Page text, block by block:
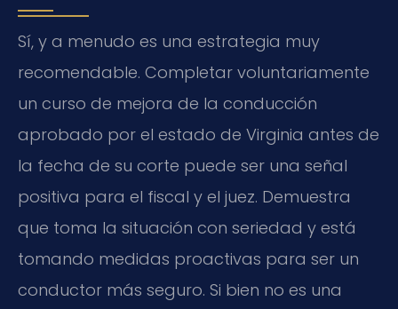
Sí, y a menudo es una estrategia muy
recomendable. Completar voluntariamente
un curso de mejora de la conducción
aprobado por el estado de Virginia antes de
la fecha de su corte puede ser una señal
positiva para el fiscal y el juez. Demuestra
que toma la situación con seriedad y está
tomando medidas proactivas para ser un
conductor más seguro. Si bien no es una